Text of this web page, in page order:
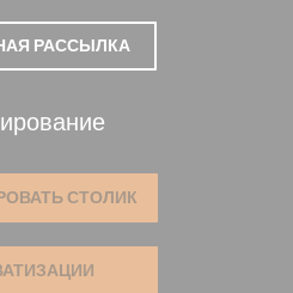
РАССЫЛКА
СТОЛИК